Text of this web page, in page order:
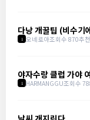
다낭 개꿀팁 (비수기
1 오네로아조회수 870추
야자수랑 클럽 가야
1 HARMANGGU조회수